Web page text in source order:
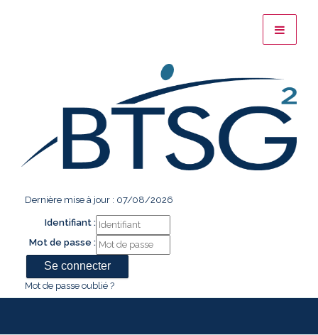
Dernière mise à jour : 07/08/2026
Identifiant :
Mot de passe :
Mot de passe oublié ?